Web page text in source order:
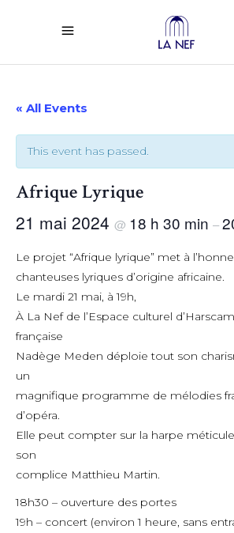
« All Events
This event has passed.
Afrique Lyrique
21 mai 2024 @ 18 h 30 min –
Le projet “Afrique lyrique” met à
chanteuses lyriques d’origine africaine.
Le mardi 21 mai, à 19h,
À La Nef de l’Espace culturel
française
Nadège Meden déploie tout son
un
magnifique programme de mélodies
d’opéra.
Elle peut compter sur la harpe
son
complice Matthieu Martin.
18h30 – ouverture des portes
19h – concert (environ 1 heure, sans